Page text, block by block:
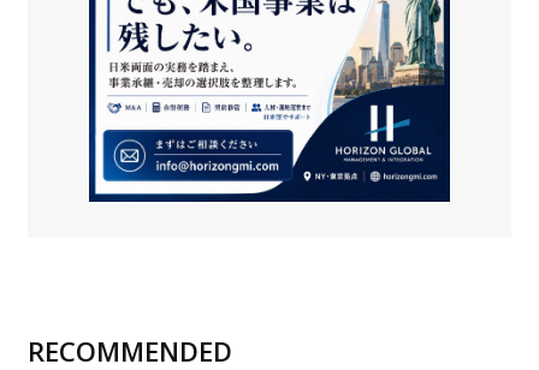
RECOMMENDED